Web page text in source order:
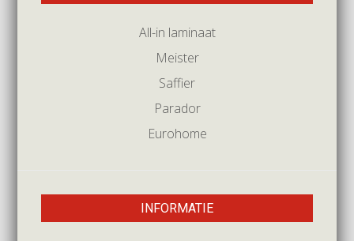
All-in laminaat
Meister
Saffier
Parador
Eurohome
INFORMATIE